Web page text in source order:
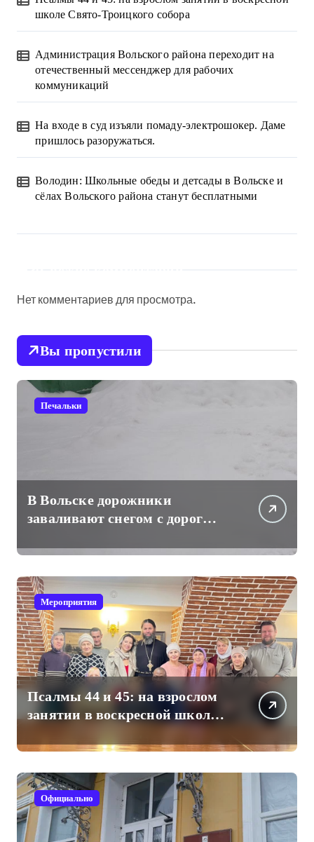
школе Свято-Троицкого собора
Администрация Вольского района переходит на
отечественный мессенджер для рабочих
коммуникаций
На входе в суд изъяли помаду-электрошокер. Даме
пришлось разоружаться.
Володин: Школьные обеды и детсады в Вольске и
сёлах Вольского района станут бесплатными
Нет комментариев для просмотра.
Вы пропустили
Печальки
В Вольске дорожники
заваливают снегом с дорог
домам
Мероприятия
Псалмы 44 и 45: на взрослом
занятии в воскресной школе
Свято-Троицкого собора
Официально